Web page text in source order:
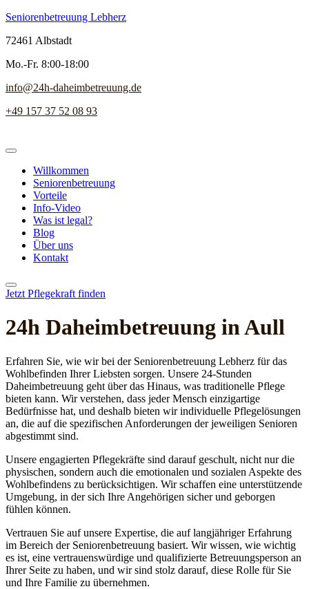
Seniorenbetreuung Lebherz
72461 Albstadt
Mo.-Fr. 8:00-18:00
info@24h-daheimbetreuung.de
+49 157 37 52 08 93
Willkommen
Seniorenbetreuung
Vorteile
Info-Video
Was ist legal?
Blog
Über uns
Kontakt
Jetzt Pflegekraft finden
24h Daheim­betreuung in Aull
Erfahren Sie, wie wir bei der Seniorenbetreuung Lebherz für das
Wohlbefinden Ihrer Liebsten sorgen. Unsere 24-Stunden
Daheimbetreuung geht über das Hinaus, was traditionelle Pflege
bieten kann. Wir verstehen, dass jeder Mensch einzigartige
Bedürfnisse hat, und deshalb bieten wir individuelle Pflegelösungen
an, die auf die spezifischen Anforderungen der jeweiligen Senioren
abgestimmt sind.
Unsere engagierten Pflegekräfte sind darauf geschult, nicht nur die
physischen, sondern auch die emotionalen und sozialen Aspekte des
Wohlbefindens zu berücksichtigen. Wir schaffen eine unterstützende
Umgebung, in der sich Ihre Angehörigen sicher und geborgen
fühlen können.
Vertrauen Sie auf unsere Expertise, die auf langjähriger Erfahrung
im Bereich der Seniorenbetreuung basiert. Wir wissen, wie wichtig
es ist, eine vertrauenswürdige und qualifizierte Betreuungsperson an
Ihrer Seite zu haben, und wir sind stolz darauf, diese Rolle für Sie
und Ihre Familie zu übernehmen.